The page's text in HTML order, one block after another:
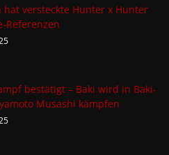
hat versteckte Hunter x Hunter
Referenzen
bestätigt – Baki wird in Baki-
Musashi kämpfen